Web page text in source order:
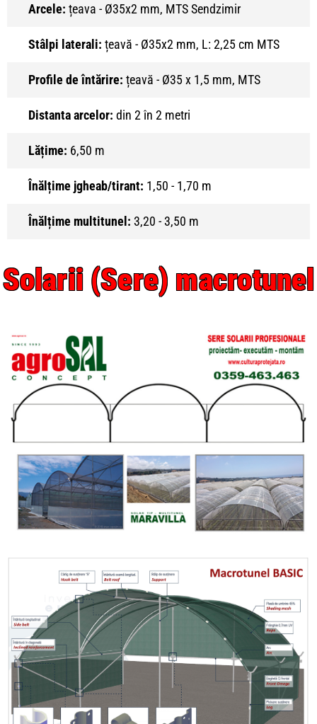
Arcele: țeava - Ø35x2 mm, MTS Sendzimir
Stâlpi laterali: țeavă - Ø35x2 mm, L: 2,25 cm MTS
Profile de întărire: țeavă - Ø35 x 1,5 mm, MTS
Distanta arcelor: din 2 în 2 metri
Lățime: 6,50 m
Înălțime jgheab/tirant: 1,50 - 1,70 m
Înălțime multitunel: 3,20 - 3,50 m
Solarii (Sere) macrotunel